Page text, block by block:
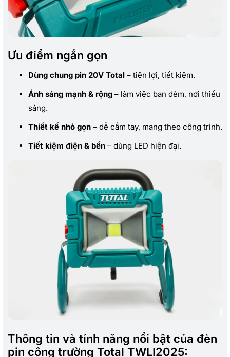
Ưu điểm ngắn gọn
Dùng chung pin 20V Total – tiện lợi, tiết kiệm.
Ánh sáng mạnh & rộng – làm việc ban đêm, nơi thiếu
sáng.
Thiết kế nhỏ gọn – dễ cầm tay, mang theo công trình.
Tiết kiệm điện & bền – dùng LED hiện đại.
Thông tin và tính năng nổi bật của đèn
pin công trường Total TWLI2025: